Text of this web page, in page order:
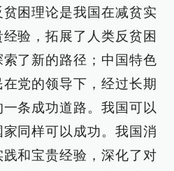
困理论是我国在减贫实
验，拓展了人类反贫困
了新的路径；中国特色
党的领导下，经过长期
条成功道路。我国可以
同样可以成功。我国消
和宝贵经验，深化了对